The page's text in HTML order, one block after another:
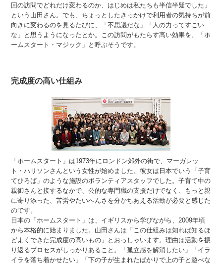
回の訪問でどれだけ変わるのか、はじめは私たちも半信半疑でした」
という山田さん。でも、ちょっとしたきっかけで利用者の気持ちが前
向きに変わるのを見るたびに、「不思議だな」「人の力ってすごい
な」と思うようになったとか。この訪問がもたらす高い効果を、「ホ
ームスタート・マジック」と呼ぶそうです。
完成度の高い仕組み
「ホームスタート」は1973年にロンドン郊外の街で、マーガレッ
ト・ハリソンさんという女性が始めました。彼女は日本でいう「子育
てひろば」のような施設のボランティアスタッフでした。子育て中の
親御さんと接するなかで、公的な専門職の支援だけでなく、もっと親
に寄り添った、苦労やたいへんさを分かちあえる活動が必要と感じた
のです。
日本の「ホームスタート」は、イギリスから学びながら、2009年頃
から本格的に始まりました。山田さんは「この仕組みは知れば知るほ
どよくできた完成度の高いもの」とおっしゃいます。理由は活動を振
り返るプロセスがしっかりあること。「孤立感を解消したい」「イラ
イラを落ち着かせたい」「下の子が生まれたばかりで上の子と遊べな